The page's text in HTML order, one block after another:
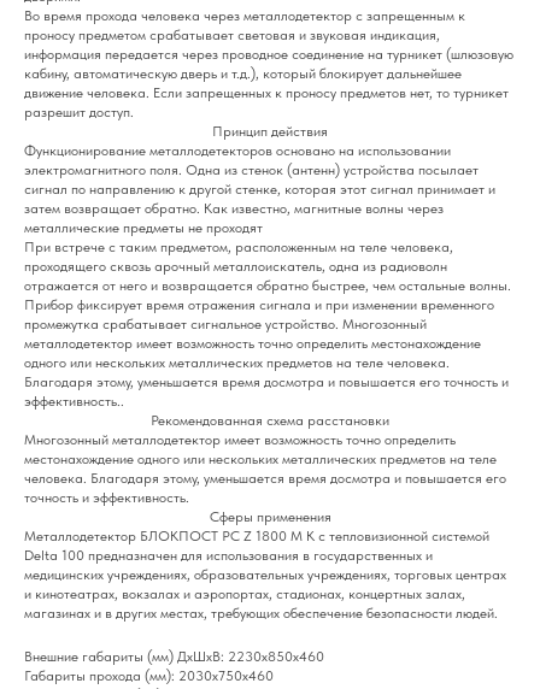
Во время прохода человека через металлодетектор с запрещенным к
проносу предметом срабатывает световая и звуковая индикация,
информация передается через проводное соединение на турникет (шлюзовую
кабину, автоматическую дверь и т.д.), который блокирует дальнейшее
движение человека. Если запрещенных к проносу предметов нет, то турникет
разрешит доступ.
Принцип действия
Функционирование металлодетекторов основано на использовании
электромагнитного поля. Одна из стенок (антенн) устройства посылает
сигнал по направлению к другой стенке, которая этот сигнал принимает и
затем возвращает обратно. Как известно, магнитные волны через
металлические предметы не проходят
При встрече с таким предметом, расположенным на теле человека,
проходящего сквозь арочный металлоискатель, одна из радиоволн
отражается от него и возвращается обратно быстрее, чем остальные волны.
Прибор фиксирует время отражения сигнала и при изменении временного
промежутка срабатывает сигнальное устройство. Многозонный
металлодетектор имеет возможность точно определить местонахождение
одного или нескольких металлических предметов на теле человека.
Благодаря этому, уменьшается время досмотра и повышается его точность и
эффективность..
Рекомендованная схема расстановки
Многозонный металлодетектор имеет возможность точно определить
местонахождение одного или нескольких металлических предметов на теле
человека. Благодаря этому, уменьшается время досмотра и повышается его
точность и эффективность.
Сферы применения
Металлодетектор БЛОКПОСТ PC Z 1800 M K с тепловизионной системой
Delta 100 предназначен для использования в государственных и
медицинских учреждениях, образовательных учреждениях, торговых центрах
и кинотеатрах, вокзалах и аэропортах, стадионах, концертных залах,
магазинах и в других местах, требующих обеспечение безопасности людей.
Внешние габариты (мм) ДхШхВ: 2230х850х460
Габариты прохода (мм): 2030х750х460